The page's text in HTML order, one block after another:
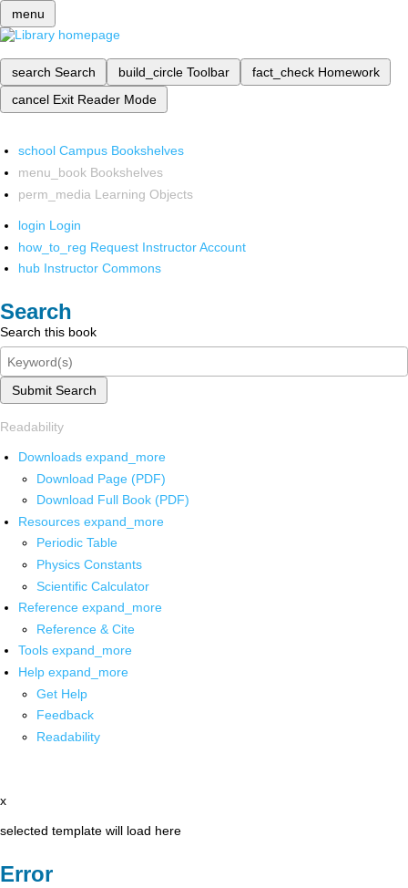
menu
search Search build_circle Toolbar fact_check Homework
cancel Exit Reader Mode
school Campus Bookshelves
menu_book Bookshelves
perm_media Learning Objects
login Login
how_to_reg Request Instructor Account
hub Instructor Commons
Search
Search this book
Submit Search
Readability
Downloads expand_more
Download Page (PDF)
Download Full Book (PDF)
Resources expand_more
Periodic Table
Physics Constants
Scientific Calculator
Reference expand_more
Reference & Cite
Tools expand_more
Help expand_more
Get Help
Feedback
Readability
x
selected template will load here
Error